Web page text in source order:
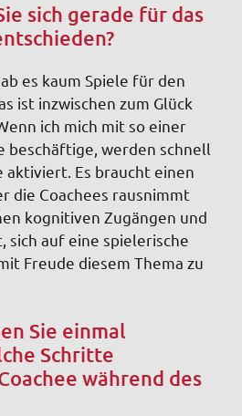
sich gerade für das
es kaum Spiele für den
ist inzwischen zum Glück
ich mich mit so einer
beschäftige, werden schnell
aktiviert. Es braucht einen
die Coachees rausnimmt
kognitiven Zugängen und
sich auf eine spielerische
Freude diesem Thema zu
Sie einmal
Schritte
während des